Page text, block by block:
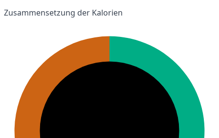
Zusammensetzung der Kalorien